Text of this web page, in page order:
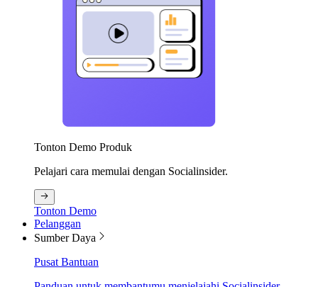
Tonton Demo Produk
Pelajari cara memulai dengan Socialinsider.
Tonton Demo
Pelanggan
Sumber Daya
Pusat Bantuan